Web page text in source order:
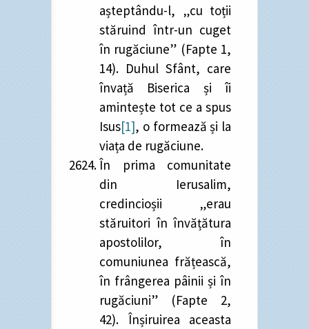
așteptându-l, „cu toții
stăruind într-un cuget
în rugăciune” (Fapte 1,
14). Duhul Sfânt, care
învață Biserica și îi
amintește tot ce a spus
Isus[1], o formează și la
viața de rugăciune.
În prima comunitate
din Ierusalim,
credincioșii „erau
stăruitori în învățătura
apostolilor, în
comuniunea frățească,
în frângerea pâinii și în
rugăciuni” (Fapte 2,
42). Înșiruirea aceasta